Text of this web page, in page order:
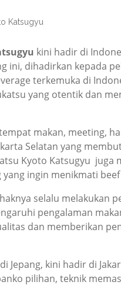
Katsugyu
kini hadir di
ini, dihadirkan kepada
terkemuka di
yang otentik dan
makan, meeting,
Selatan yang
Kyoto Katsugyu juga
ingin menikmati
selalu melakukan
pengalaman
dan memberikan
Jepang, kini hadir di
pilihan, teknik